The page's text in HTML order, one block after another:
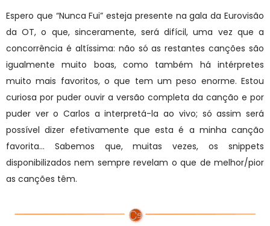
Espero que “Nunca Fui” esteja presente na gala da Eurovisão
da OT, o que, sinceramente, será difícil, uma vez que a
concorrência é altíssima: não só as restantes canções são
igualmente muito boas, como também há intérpretes
muito mais favoritos, o que tem um peso enorme. Estou
curiosa por puder ouvir a versão completa da canção e por
puder ver o Carlos a interpretá-la ao vivo; só assim será
possível dizer efetivamente que esta é a minha canção
favorita... Sabemos que, muitas vezes, os snippets
disponibilizados nem sempre revelam o que de melhor/pior
as canções têm.